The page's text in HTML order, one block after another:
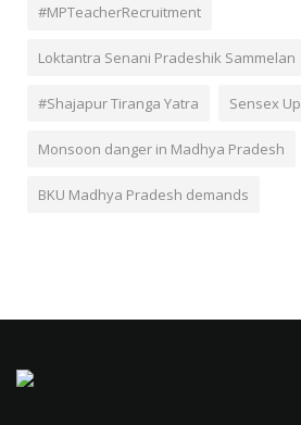
#MPTeacherRecruitment
Loktantra Senani Pradeshik Sammelan
#Shajapur Tiranga Yatra Sensex Up
Monsoon danger in Madhya Pradesh
BKU Madhya Pradesh demands